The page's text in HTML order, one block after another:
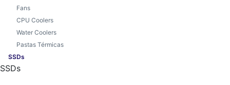
Fans
CPU Coolers
Water Coolers
Pastas Térmicas
SSDs
SSDs